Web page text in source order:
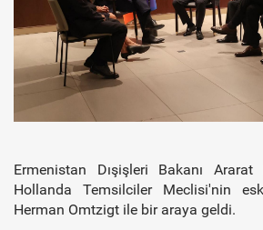
Ermenistan Dışişleri Bakanı
Hollanda Temsilciler Meclisi'nin
Herman Omtzigt ile bir araya geldi.